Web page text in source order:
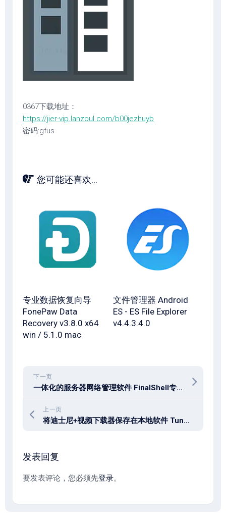
0367下载地址：
https://jier-vip.lanzoul.com/b00jezhuyb
密码:gfus
您可能还喜欢...
专业数据恢复向导
FonePaw Data
Recovery v3.8.0 x64
win / 5.1.0 mac
文件管理器 Android
ES - ES File Explorer
v4.4.3.4.0
下一页
一体化的服务器网络管理软件 FinalShell专业版 v4.6.3
上一页
将迪士尼+视频下载器保存在本地软件 TunesBank Disney+ Downloader 1.5.6
发表回复
要发表评论，您必须先登录。